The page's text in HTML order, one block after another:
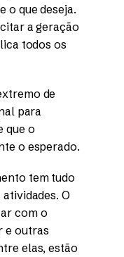
o que deseja.
a geração
todos os
de
para
que o
o esperado.
tem tudo
O
com o
e outras
elas, estão